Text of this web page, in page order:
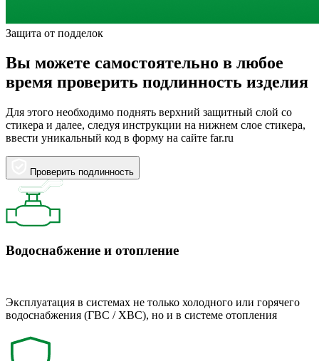
Защита от подделок
Вы можете самостоятельно в любое
время проверить подлинность изделия
Для этого необходимо поднять верхний защитный слой со
стикера и далее, следуя инструкции на нижнем слое стикера,
ввести уникальный код в форму на сайте far.ru
Проверить подлинность
Водоснабжение и отопление
Эксплуатация в системах не только холодного или горячего
водоснабжения (ГВС / ХВС), но и в системе отопления